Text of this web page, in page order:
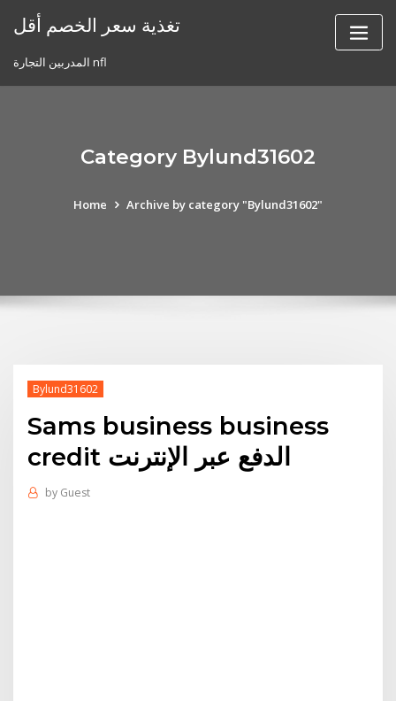
تغذية سعر الخصم أقل
المدربين التجارة nfl
Category Bylund31602
Home Archive by category "Bylund31602"
Bylund31602
Sams business business
credit الدفع عبر الإنترنت
by Guest